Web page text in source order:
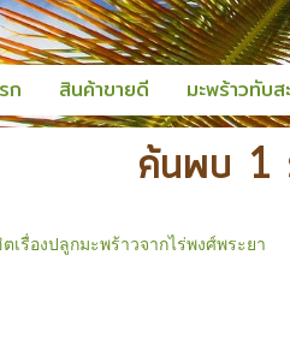
ก สินค้าขายดี มะพร้าวทับ
ค้นพบ 1
เรื่องปลูกมะพร้าวจากไร่พงศ์พระยา